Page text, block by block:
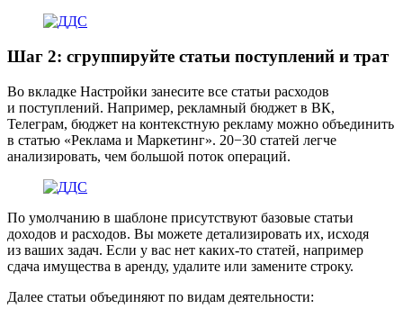
Шаг 2: сгруппируйте статьи поступлений и трат
Во вкладке Настройки занесите все статьи расходов
и поступлений. Например, рекламный бюджет в ВК,
Телеграм, бюджет на контекстную рекламу можно объединить
в статью «Реклама и Маркетинг». 20−30 статей легче
анализировать, чем большой поток операций.
По умолчанию в шаблоне присутствуют базовые статьи
доходов и расходов. Вы можете детализировать их, исходя
из ваших задач. Если у вас нет каких-то статей, например
сдача имущества в аренду, удалите или замените строку.
Далее статьи объединяют по видам деятельности: